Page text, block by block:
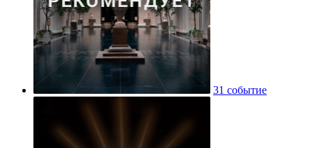
31 событие